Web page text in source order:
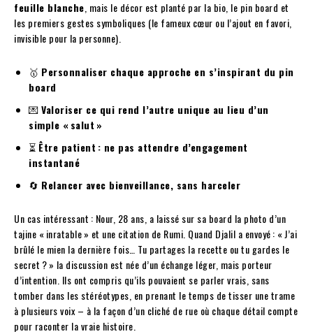
feuille blanche , mais le décor est planté par la bio, le pin board et
les premiers gestes symboliques (le fameux cœur ou l’ajout en favori,
invisible pour la personne).
🥇 Personnaliser chaque approche en s’inspirant du pin
board
💌Valoriser ce qui rend l’autre unique au lieu d’un
simple « salut »
⏳ Être patient : ne pas attendre d’engagement
instantané
🔄 Relancer avec bienveillance, sans harceler
Un cas intéressant : Nour, 28 ans, a laissé sur sa board la photo d’un
tajine « inratable » et une citation de Rumi. Quand Djalil a envoyé : « J’ai
brûlé le mien la dernière fois… Tu partages la recette ou tu gardes le
secret ? » la discussion est née d’un échange léger, mais porteur
d’intention. Ils ont compris qu’ils pouvaient se parler vrais, sans
tomber dans les stéréotypes, en prenant le temps de tisser une trame
à plusieurs voix – à la façon d’un cliché de rue où chaque détail compte
pour raconter la vraie histoire.